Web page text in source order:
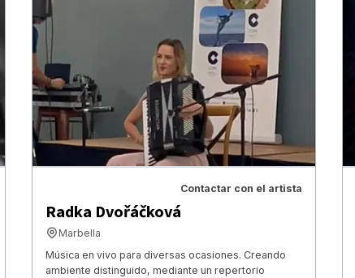
Contactar con el artista
Radka Dvořáčková
Marbella
Música en vivo para diversas ocasiones. Creando
ambiente distinguido, mediante un repertorio